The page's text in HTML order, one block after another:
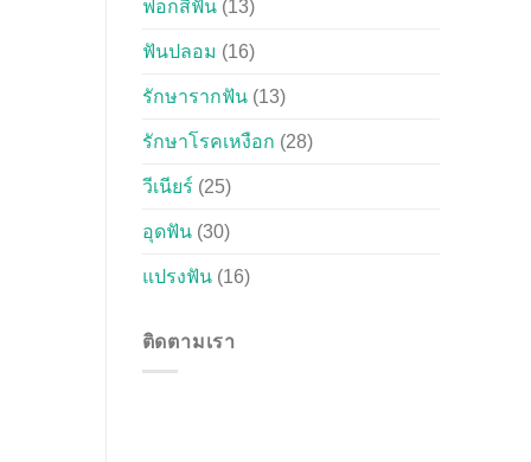
ฟอกสีฟัน(13)
ฟันปลอม (16)
รักษารากฟัน(13)
รักษาโรคเหงือก (28)
วีเนียร์ (25)
อุดฟัน(30)
แปรงฟัน(16)
ติดตามเรา